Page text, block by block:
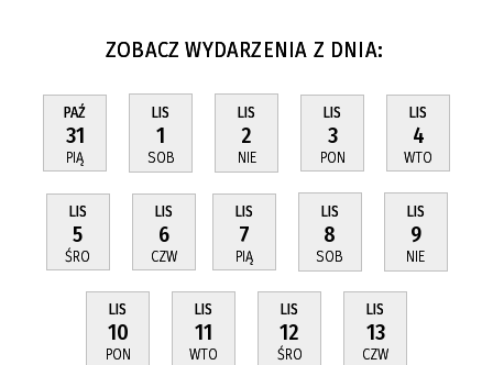
ZOBACZ WYDARZENIA Z DNIA:
PAŹ
31
PIĄ
LIS
1
SOB
LIS
2
NIE
LIS
3
PON
LIS
4
WTO
LIS
5
ŚRO
LIS
6
CZW
LIS
7
PIĄ
LIS
8
SOB
LIS
9
NIE
LIS
10
PON
LIS
11
WTO
LIS
12
ŚRO
LIS
13
CZW